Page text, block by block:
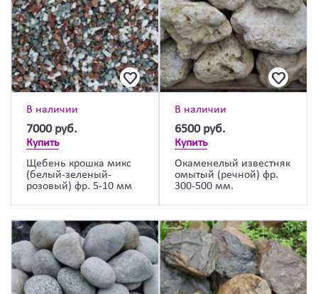
В наличии
7000 руб.
Купить
Щебень крошка микс
(белый-зеленый-
розовый) фр. 5-10 мм
В наличии
6500 руб.
Купить
Окаменелый известняк
омытый (речной) фр.
300-500 мм.